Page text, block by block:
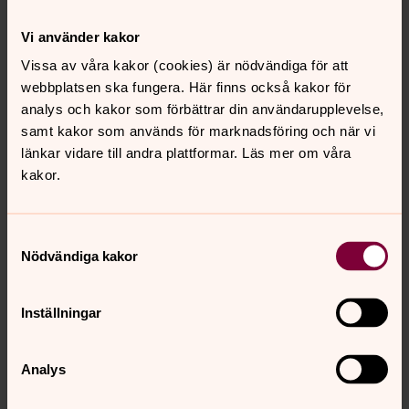
Vi använder kakor
Vissa av våra kakor (cookies) är nödvändiga för att
webbplatsen ska fungera. Här finns också kakor för
analys och kakor som förbättrar din användarupplevelse,
samt kakor som används för marknadsföring och när vi
länkar vidare till andra plattformar. Läs mer om våra
kakor.
Nödvändiga kakor
Inställningar
Analys
Tfn 08-505 513 00
Hitta till Turebergskyrkan
Sköldvägen 12B,
191 47 Sollentuna
Karta